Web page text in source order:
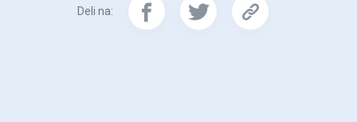
Deli na: